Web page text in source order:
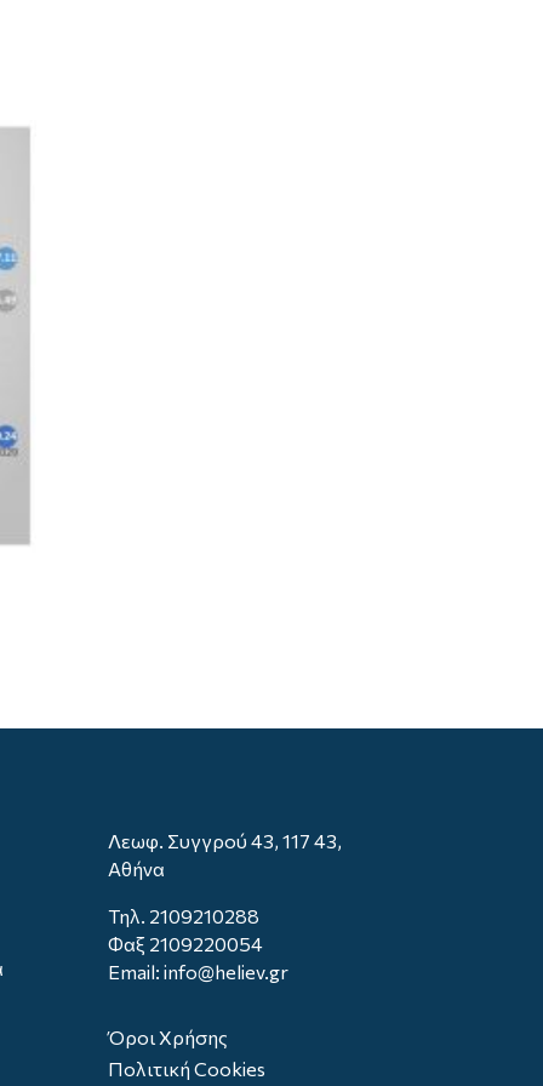
Λεωφ. Συγγρού 43, 117 43,
Αθήνα
Τηλ. 2109210288
Φαξ 2109220054
Email: info@heliev.gr
Όροι Χρήσης
Πολιτική Cookies